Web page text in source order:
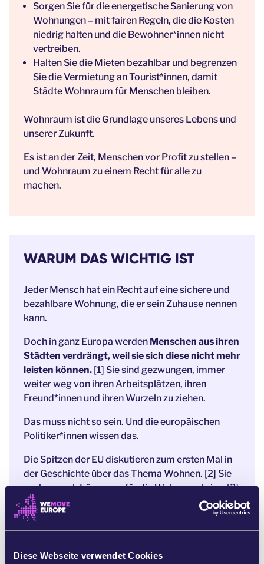
Diese Webseite verwendet Cookies
Sorgen Sie für die energetische Sanierung von
Wohnungen – mit fairen Regeln, die die Kosten
niedrig halten und die Bewohner*innen nicht
vertreiben.
Halten Sie die Mieten bezahlbar und begrenzen
Sie die Vermietung an Tourist*innen, damit
Städte Wohnraum für Menschen bleiben.
Wohnraum ist die Grundlage unseres Lebens und
unserer Zukunft.
Es ist an der Zeit, Menschen vor Profit zu stellen –
und Wohnraum zu einem Recht für alle zu
machen.
WARUM DAS WICHTIG IST
Jeder Mensch hat ein Recht auf eine sichere und
bezahlbare Wohnung, die er sein Zuhause nennen
kann.
Doch in ganz Europa werden Menschen aus ihren
Städten verdrängt, weil sie sich diese nicht mehr
leisten können. [1] Sie sind gezwungen, immer
weiter weg von ihren Arbeitsplätzen, ihren
Freund*innen und ihren Wurzeln zu ziehen.
Das muss nicht so sein. Und die europäischen
Politiker*innen wissen das.
Die Spitzen der EU diskutieren zum ersten Mal in
der Geschichte über das Thema Wohnen. [2] Sie
suchen nach Lösungen für die Wohnungskrise. [3]
Wir sind Teil einer Bewegung, die bezahlbaren
Profit über Menschen stellt.[4]